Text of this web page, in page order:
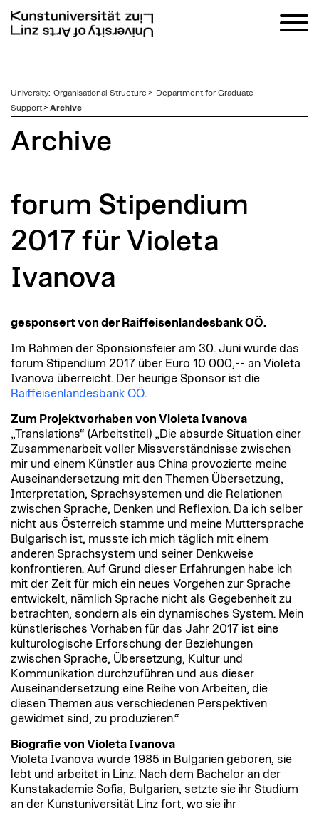
zum
Inhalt
University: Organisational Structure > Department for Graduate
Support> Archive
Archive
forum Stipendium
2017 für Violeta
Ivanova
gesponsert von der Raiffeisenlandesbank OÖ.
Im Rahmen der Sponsionsfeier am 30. Juni wurde das
forum Stipendium 2017 über Euro 10 000,-- an Violeta
Ivanova überreicht. Der heurige Sponsor ist die
Raiffeisenlandesbank OÖ.
Zum Projektvorhaben von Violeta Ivanova
„Translations“ (Arbeitstitel) „Die absurde Situation einer
Zusammenarbeit voller Missverständnisse zwischen
mir und einem Künstler aus China provozierte meine
Auseinandersetzung mit den Themen Übersetzung,
Interpretation, Sprachsystemen und die Relationen
zwischen Sprache, Denken und Reflexion. Da ich selber
nicht aus Österreich stamme und meine Muttersprache
Bulgarisch ist, musste ich mich täglich mit einem
anderen Sprachsystem und seiner Denkweise
konfrontieren. Auf Grund dieser Erfahrungen habe ich
mit der Zeit für mich ein neues Vorgehen zur Sprache
entwickelt, nämlich Sprache nicht als Gegebenheit zu
betrachten, sondern als ein dynamisches System. Mein
künstlerisches Vorhaben für das Jahr 2017 ist eine
kulturologische Erforschung der Beziehungen
zwischen Sprache, Übersetzung, Kultur und
Kommunikation durchzuführen und aus dieser
Auseinandersetzung eine Reihe von Arbeiten, die
diesen Themen aus verschiedenen Perspektiven
gewidmet sind, zu produzieren.“
Biografie von Violeta Ivanova
Violeta Ivanova wurde 1985 in Bulgarien geboren, sie
lebt und arbeitet in Linz. Nach dem Bachelor an der
Kunstakademie Sofia, Bulgarien, setzte sie ihr Studium
an der Kunstuniversität Linz fort, wo sie ihr